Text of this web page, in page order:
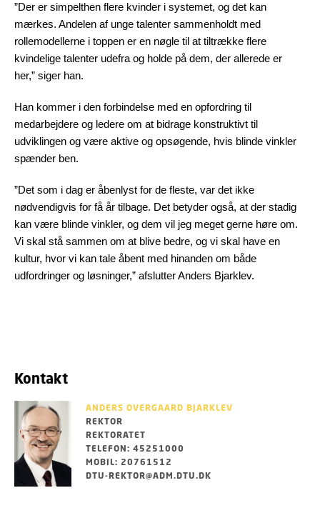
”Der er simpelthen flere kvinder i systemet, og det kan
mærkes. Andelen af unge talenter sammenholdt med
rollemodellerne i toppen er en nøgle til at tiltrække flere
kvindelige talenter udefra og holde på dem, der allerede er
her,” siger han.
Han kommer i den forbindelse med en opfordring til
medarbejdere og ledere om at bidrage konstruktivt til
udviklingen og være aktive og opsøgende, hvis blinde vinkler
spænder ben.
”Det som i dag er åbenlyst for de fleste, var det ikke
nødvendigvis for få år tilbage. Det betyder også, at der stadig
kan være blinde vinkler, og dem vil jeg meget gerne høre om.
Vi skal stå sammen om at blive bedre, og vi skal have en
kultur, hvor vi kan tale åbent med hinanden om både
udfordringer og løsninger,” afslutter Anders Bjarklev.
Kontakt
ANDERS OVERGAARD BJARKLEV
REKTOR
REKTORATET
TELEFON: 45251000
MOBIL: 20761512
DTU-REKTOR@ADM.DTU.DK